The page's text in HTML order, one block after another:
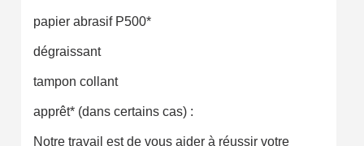
papier abrasif P500*
dégraissant
tampon collant
apprêt* (dans certains cas) :
Notre travail est de vous aider à réussir votre